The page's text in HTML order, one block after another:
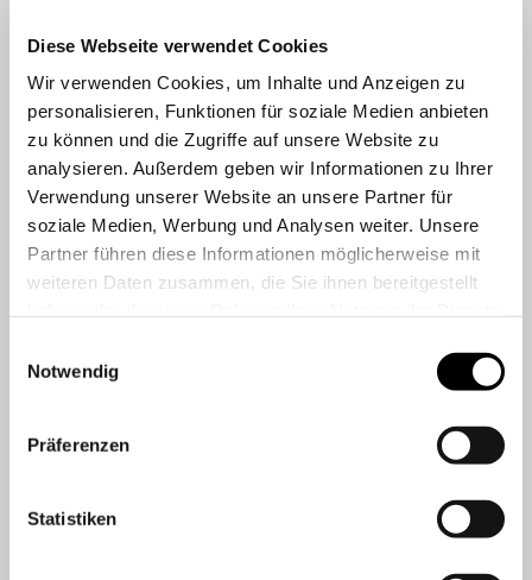
Diese Webseite verwendet Cookies
Wir verwenden Cookies, um Inhalte und Anzeigen zu
personalisieren, Funktionen für soziale Medien anbieten
zu können und die Zugriffe auf unsere Website zu
analysieren. Außerdem geben wir Informationen zu Ihrer
Verwendung unserer Website an unsere Partner für
soziale Medien, Werbung und Analysen weiter. Unsere
Partner führen diese Informationen möglicherweise mit
weiteren Daten zusammen, die Sie ihnen bereitgestellt
Notwendig
Präferenzen
Statistiken